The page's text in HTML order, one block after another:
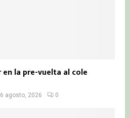
la pre-vuelta al cole
6 agosto, 2026 0